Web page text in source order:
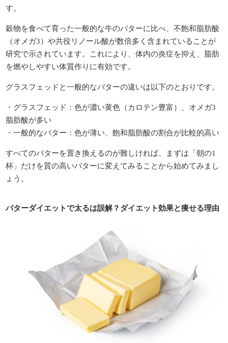
す。
穀物を食べて育った一般的な牛のバターに比べ、不飽和脂肪酸
（オメガ3）や共役リノール酸が数倍多く含まれていることが
研究で示されています。これにより、体内の炎症を抑え、脂肪
を燃やしやすい体質作りに有効です。
グラスフェッドと一般的なバターの違いは以下のとおりです。
・グラスフェッド：色が濃い黄色（カロテン豊富）、オメガ3
脂肪酸が多い
・一般的なバター：色が薄い、飽和脂肪酸の割合が比較的高い
すべてのバターを置き換えるのが難しければ、まずは「朝の1
杯」だけを質の高いバターに変えてみることから始めてみまし
ょう。
バターダイエットで太るは誤解？ダイエット効果と痩せる理由